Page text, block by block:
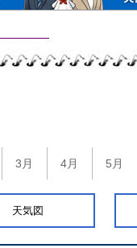
3月 4月 5月
天気図